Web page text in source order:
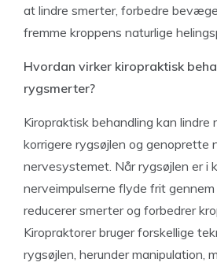
at lindre smerter, forbedre
fremme kroppens naturlige
Hvordan virker kiropraktisk
rygsmerter?
Kiropraktisk behandling kan
korrigere rygsøjlen og genoprette
nervesystemet. Når rygsøjlen er i
nerveimpulserne flyde frit
reducerer smerter og forbedrer
Kiropraktorer bruger forskellige
rygsøjlen, herunder manipulation,